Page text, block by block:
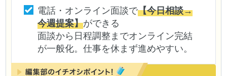
電話・オンライン面談で【今日相談→
今週提案】ができる
面談から日程調整までオンライン完結
が一般化。仕事を休まず進めやすい。